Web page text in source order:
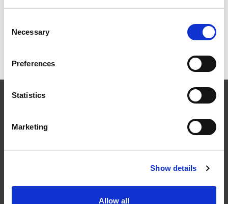
Selection
Necessary
Preferences
Statistics
Marketing
Show details
Allow all
Følg oss